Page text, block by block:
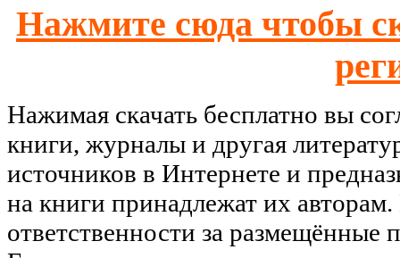
Нажмите сюда чтобы
Нажимая скачать бесплатно вы
книги, журналы и другая
источников в Интернете и
на книги принадлежат их
ответственности за размещённые